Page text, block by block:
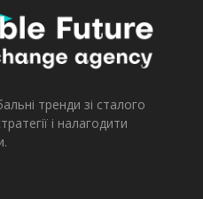
тренди зі сталого
і налагодити